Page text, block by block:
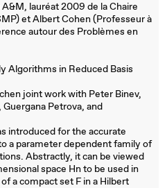
lauréat 2009 de la Chaire
et Albert Cohen (Professeur à
autour des Problèmes en
Algorithms in Reduced Basis
joint work with Peter Binev,
Petrova, and
introduced for the accurate
a parameter dependent family of
Abstractly, it can be viewed
space Hn to be used in
a compact set F in a Hilbert